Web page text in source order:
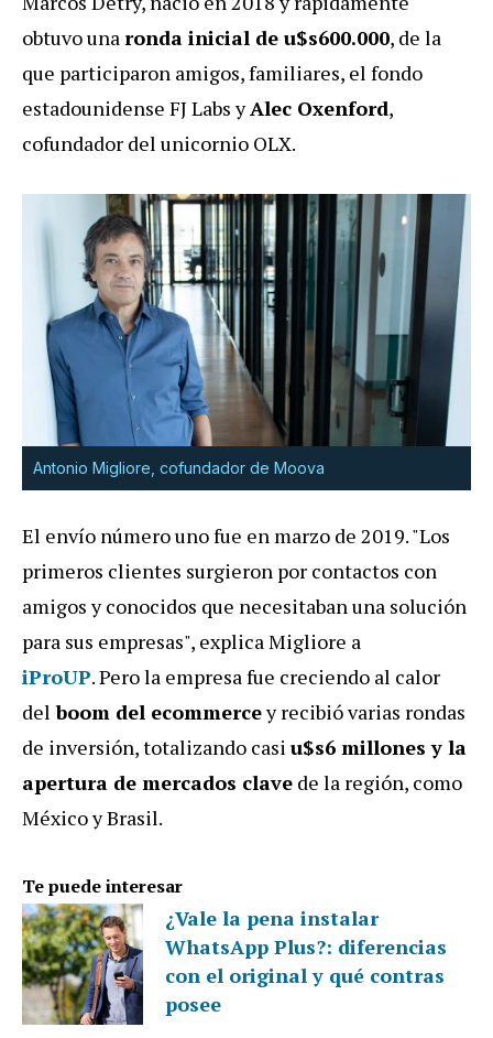
obtuvo unaronda inicial de u$s600.000, de la
que participaron amigos, familiares, el fondo
estadounidense FJ Labs yAlec Oxenford,
cofundador del unicornio OLX.
Antonio Migliore, cofundador de Moova
El envío número uno fue en marzo de 2019. "Los
primeros clientes surgieron por contactos con
amigos y conocidos que necesitaban una solución
para sus empresas", explica Migliore a
iProUP. Pero la empresa fue creciendo al calor
del boom del ecommercey recibió varias rondas
de inversión, totalizando casi u$s6 millones y la
apertura de mercados clave de la región, como
México y Brasil.
Te puede interesar
¿Vale la pena instalar
WhatsApp Plus?: diferencias
con el original y qué contras
posee